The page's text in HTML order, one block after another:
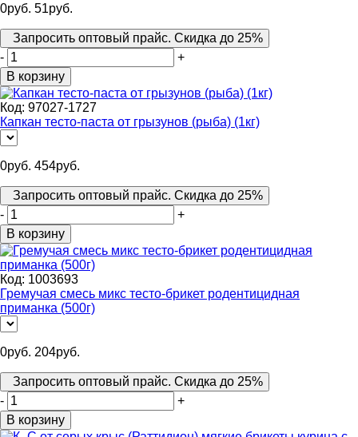
0руб. 51руб.
Запросить оптовый прайс. Скидка до 25%
-
+
В корзину
Код: 97027-1727
Капкан тесто-паста от грызунов (рыба) (1кг)
0руб. 454руб.
Запросить оптовый прайс. Скидка до 25%
-
+
В корзину
Код: 1003693
Гремучая смесь микс тесто-брикет родентицидная
приманка (500г)
0руб. 204руб.
Запросить оптовый прайс. Скидка до 25%
-
+
В корзину